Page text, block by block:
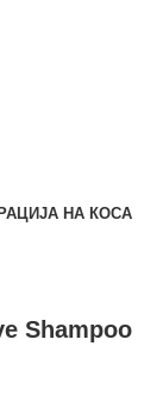
НА КОСА
Shampoo